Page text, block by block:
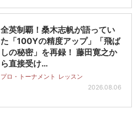
全英制覇！桑木志帆が語ってい
た「100Yの精度アップ」「飛ば
しの秘密」を再録！ 藤田寛之か
ら直接受け…
プロ・トーナメント レッスン
2026.08.06